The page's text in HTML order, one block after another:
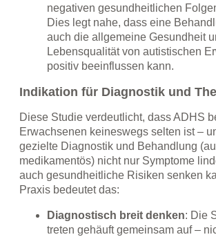
negativen gesundheitlichen
Dies legt nahe, dass eine
auch die allgemeine Gesundheit
Lebensqualität von autistischen
positiv beeinflussen kann.
Indikation für Diagnostik und
Diese Studie verdeutlicht, dass ADHS
Erwachsenen keineswegs selten ist –
gezielte Diagnostik und Behandlung
medikamentös) nicht nur Symptome
auch gesundheitliche Risiken senken
Praxis bedeutet das:
Diagnostisch breit denken: Die
treten gehäuft gemeinsam auf –